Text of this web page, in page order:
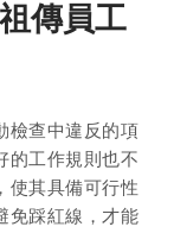
傳員工
檢查中違反的項
的工作規則也不
使其具備可行性
免踩紅線，才能